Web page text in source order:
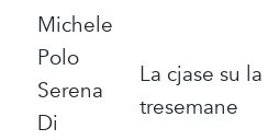
Michele
Polo
Serena
Di
La cjase su la
tresemane